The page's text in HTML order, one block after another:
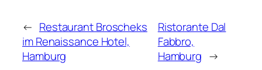
← Restaurant Broscheks
im Renaissance Hotel,
Hamburg
Ristorante Dal
Fabbro,
Hamburg →